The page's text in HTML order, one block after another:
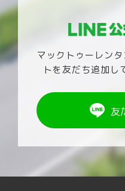
マックトゥーレン
トを友だち追加し
友